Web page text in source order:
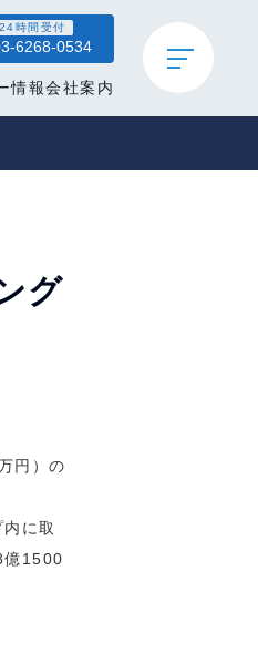
24時間受付
6268-0534
情報会社案内
グ
円）の
に取
億1500